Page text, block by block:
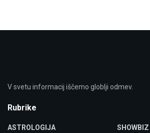
V svetu informacij iščemo globlji odmev.
Rubrike
ASTROLOGIJA SHOWBIZ